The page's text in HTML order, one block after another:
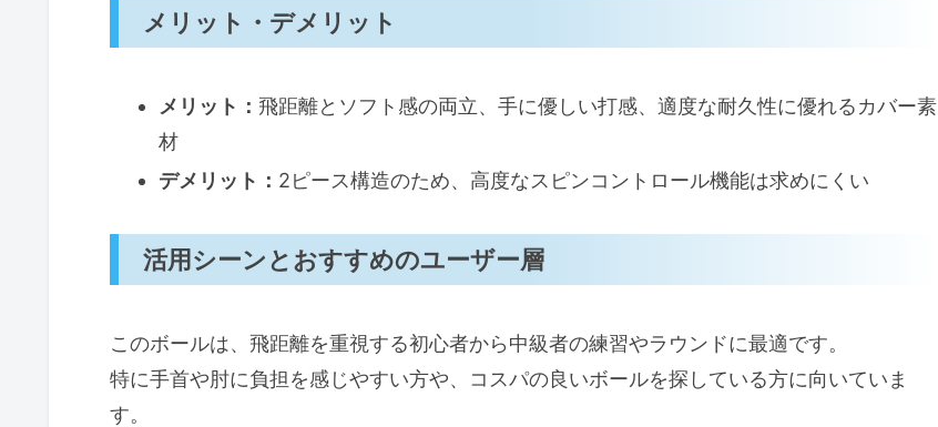
メリット・デメリット
メリット： 飛距離とソフト感の両立、手に優しい打感、適度な耐久性に優れるカバー素
材
デメリット： 2ピース構造のため、高度なスピンコントロール機能は求めにくい
活用シーンとおすすめのユーザー層
このボールは、飛距離を重視する初心者から中級者の練習やラウンドに最適です。
特に手首や肘に負担を感じやすい方や、コスパの良いボールを探している方に向いていま
す。